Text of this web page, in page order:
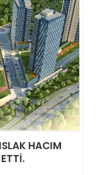
HACIM